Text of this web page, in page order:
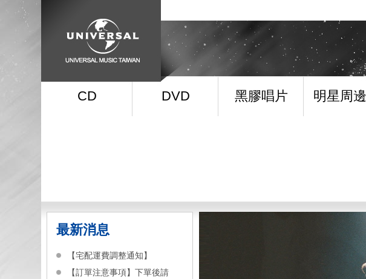
CD DVD 黑膠唱片 明星周邊
最新消息
【宅配運費調整通知】
【訂單注意事項】下單後請